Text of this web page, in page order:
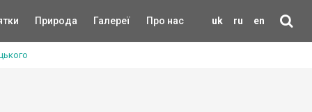
uk ru en
Природа Галереї Про нас